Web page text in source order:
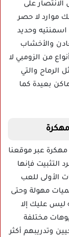
على
موارد لا حصر
وحديد
والأخشاب
من الزومبي لا
الرماح والتي
بعيدة كما
تقدر تحميل لعبة Resident Evil Survival Unit مهكرة عبر موقعنا
التثبيت فإنها
الأولى للعب
مهولة وحتى
ليس عليك إلا
مختلفة
وتدريبهم أكثر